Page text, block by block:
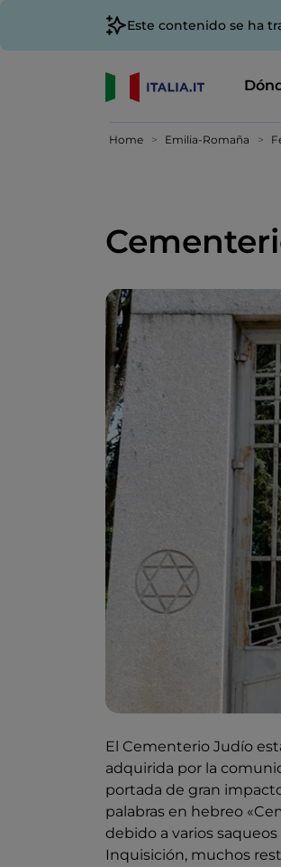
Este contenido se ha
Home Emilia-Romaña
El Cementerio Judío
adquirida por la
portada de gran
palabras en hebreo
debido a varios
Inquisición, muchos